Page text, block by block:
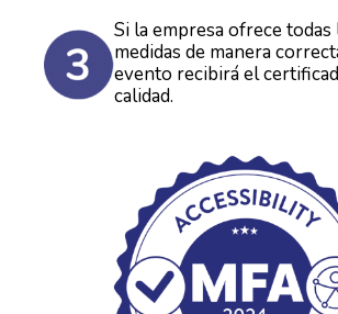
Si la empresa ofrece todas
medidas de manera
evento recibirá el
calidad.